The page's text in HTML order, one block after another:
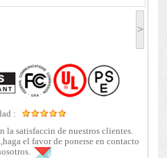
>
:
la satisfaccin de nuestros clientes.
el favor de ponerse en contacto